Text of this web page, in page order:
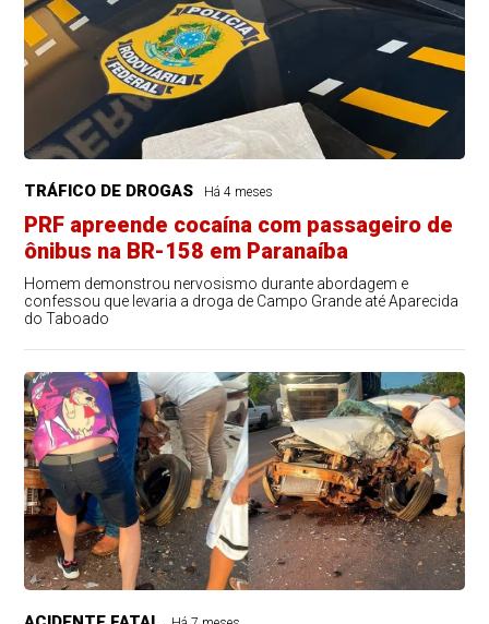
TRÁFICO DE DROGAS Há 4 meses
PRF apreende cocaína com passageiro de
ônibus na BR-158 em Paranaíba
Homem demonstrou nervosismo durante abordagem e
confessou que levaria a droga de Campo Grande até Aparecida
do Taboado